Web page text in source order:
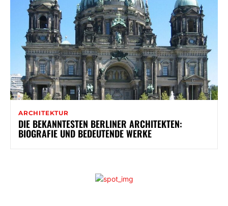
ARCHITEKTUR
DIE BEKANNTESTEN BERLINER ARCHITEKTEN:
BIOGRAFIE UND BEDEUTENDE WERKE